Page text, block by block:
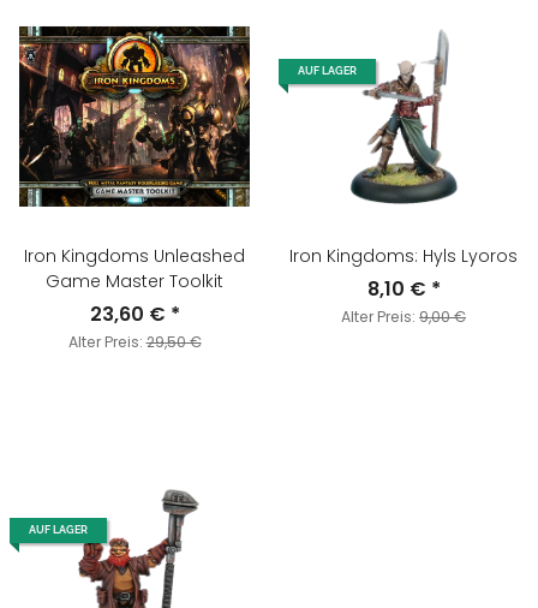
Iron Kingdoms Unleashed
Game Master Toolkit
23,60 € *
Alter Preis:29,50 €
AUF LAGER
Iron Kingdoms: Hyls Lyoros
8,10 € *
Alter Preis: 9,00 €
AUF LAGER